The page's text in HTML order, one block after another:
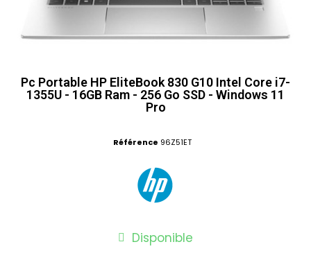
Pc Portable HP EliteBook 830 G10 Intel Core i7-
1355U - 16GB Ram - 256 Go SSD - Windows 11
Pro
Référence 96Z51ET
Disponible